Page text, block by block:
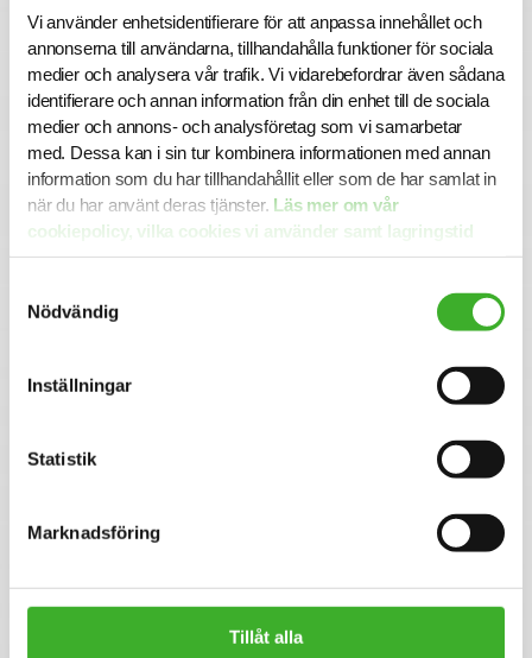
Vi använder enhetsidentifierare för att anpassa innehållet och
annonserna till användarna, tillhandahålla funktioner för sociala
medier och analysera vår trafik. Vi vidarebefordrar även sådana
identifierare och annan information från din enhet till de sociala
medier och annons- och analysföretag som vi samarbetar
med. Dessa kan i sin tur kombinera informationen med annan
information som du har tillhandahållit eller som de har samlat in
när du har använt deras tjänster. Läs mer om vår
cookiepolicy, vilka cookies vi använder samt lagringstid
här.
Nödvändig
Inställningar
Statistik
Marknadsföring
Tillåt alla
Tillsammans skapar vi Hållbara medarbetare!
Ansökan
I denna rekrytering samarbetar Euro Accident med SJR
Executive Search. För mer information är du välkommen
att kontakta Seniorkonsult Hendrik Dahlgren på 070-471
59 03. Alla ansökningar och kontakter hanteras
konfidentiellt.
SJR Executive Search är en del av SJR, ett av Sveriges
ledande och mest erfarna bolag inom rekrytering och
talanger på högsta nivå – människor som på riktigt gör
skillnad i krävande miljöer. Vår vision är att genomföra
utvecklas.
koncernen SJR in Scandinavia AB (publ) noterat på First
North.